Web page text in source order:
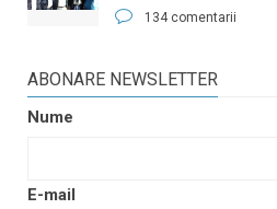
134 comentarii
ABONARE NEWSLETTER
Nume
E-mail